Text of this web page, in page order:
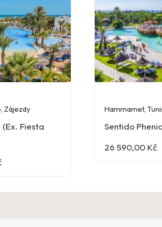
, Zájezdy
Fiesta
Hammamet,
Sentido
26 590,00 Kč